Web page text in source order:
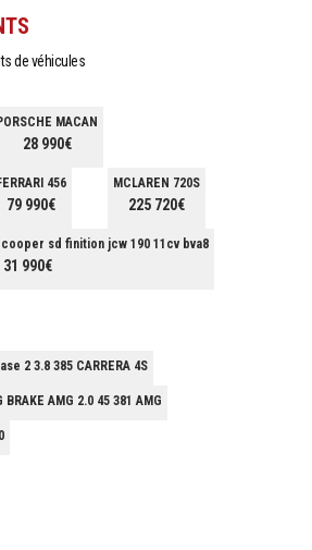
de véhicules
MACAN
28 990€
456
79 990€
MCLAREN 720S
225 720€
cooper sd finition jcw 190 11cv bva8
31 990€
2 3.8 385 CARRERA 4S
BRAKE AMG 2.0 45 381 AMG